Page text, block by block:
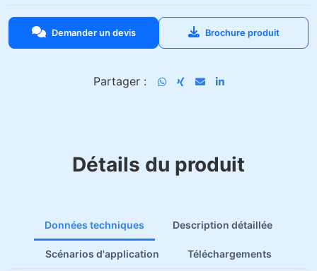
Demander un devis Brochure produit
Partager :
Détails du produit
Données techniques Description détaillée
Scénarios d'application Téléchargements